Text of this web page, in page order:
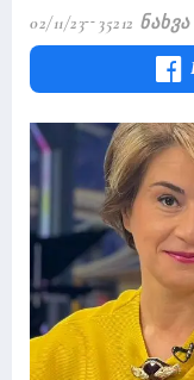
02/11/23 35212 Ნახვა